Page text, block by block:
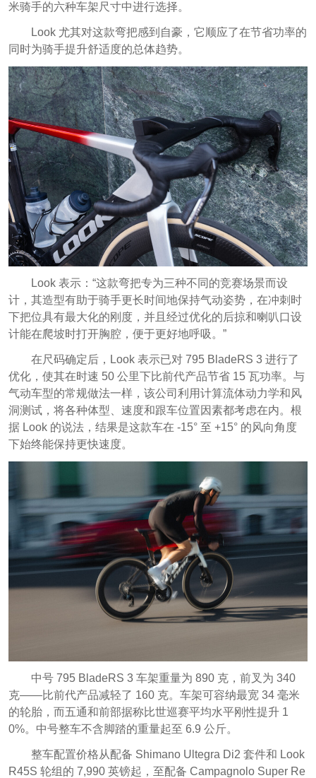
米骑手的六种车架尺寸中进行选择。
Look 尤其对这款弯把感到自豪，它顺应了在节省功率的
同时为骑手提升舒适度的总体趋势。
Look 表示：“这款弯把专为三种不同的竞赛场景而设
计，其造型有助于骑手更长时间地保持气动姿势，在冲刺时
下把位具有最大化的刚度，并且经过优化的后掠和喇叭口设
计能在爬坡时打开胸腔，便于更好地呼吸。”
在尺码确定后，Look 表示已对 795 BladeRS 3 进行了
优化，使其在时速 50 公里下比前代产品节省 15 瓦功率。与
气动车型的常规做法一样，该公司利用计算流体动力学和风
洞测试，将各种体型、速度和跟车位置因素都考虑在内。根
据 Look 的说法，结果是这款车在 -15° 至 +15° 的风向角度
下始终能保持更快速度。
中号 795 BladeRS 3 车架重量为 890 克，前叉为 340
克——比前代产品减轻了 160 克。车架可容纳最宽 34 毫米
的轮胎，而五通和前部据称比世巡赛平均水平刚性提升 1
0%。中号整车不含脚踏的重量起至 6.9 公斤。
整车配置价格从配备 Shimano Ultegra Di2 套件和 Look
R45S 轮组的 7,990 英镑起，至配备 Campagnolo Super Re